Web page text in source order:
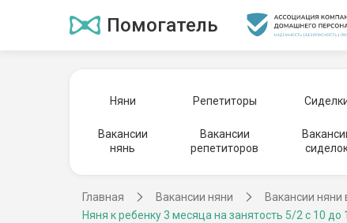
Помогатель
Няни Репетиторы
Вакансии
нянь
Вакансии
репетиторов
Главная Вакансии няни Вакансии няни
Няня к ребенку 3 месяца на занятость 5/2 с 10 до